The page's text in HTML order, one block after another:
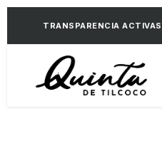
TRANSPARENCIA ACTIVA